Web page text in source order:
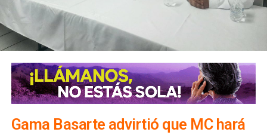
Gama Basarte advirtió que MC hará